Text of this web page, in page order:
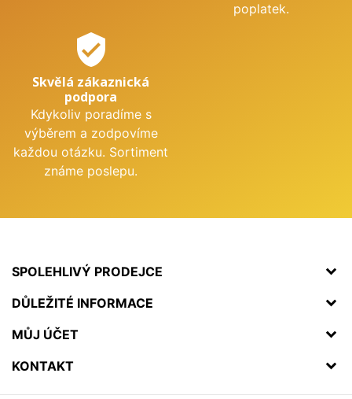
poplatek.
verified_user
Skvělá zákaznická
podpora
Kdykoliv poradíme s
výběrem a zodpovíme
každou otázku. Sortiment
známe poslepu.
SPOLEHLIVÝ PRODEJCE
DŮLEŽITÉ INFORMACE
MŮJ ÚČET
KONTAKT